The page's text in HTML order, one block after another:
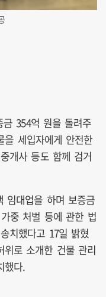
354억 원을 돌려주
세입자에게 안전한
개사 등도 함께 검거
임대업을 하며 보증금
중 처벌 등에 관한 법
치했다고 17일 밝혔
로 소개한 건물 관리
했다.